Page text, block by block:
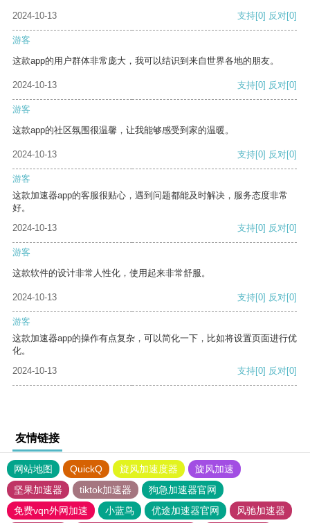
2024-10-13 支持[0] 反对[0]
游客
这款app的用户群体非常庞大，我可以结识到来自世界各地的朋友。
2024-10-13 支持[0] 反对[0]
游客
这款app的社区氛围很温馨，让我能够感受到家的温暖。
2024-10-13 支持[0] 反对[0]
游客
这款加速器app的客服很贴心，遇到问题都能及时解决，服务态度非常
好。
2024-10-13
支持[0] 反对[0]
游客
这款软件的设计非常人性化，使用起来非常舒服。
2024-10-13 支持[0] 反对[0]
游客
这款加速器app的操作有点复杂，可以简化一下，比如将设置页面进行优
化。
2024-10-13
支持[0] 反对[0]
友情链接
网站地图 QuickQ 旋风加速度器
旋风加速
坚果加速器
tiktok加速器
狗急加速器官网
免费vqn外网加速
小蓝鸟 优途加速器官网 风驰加速器